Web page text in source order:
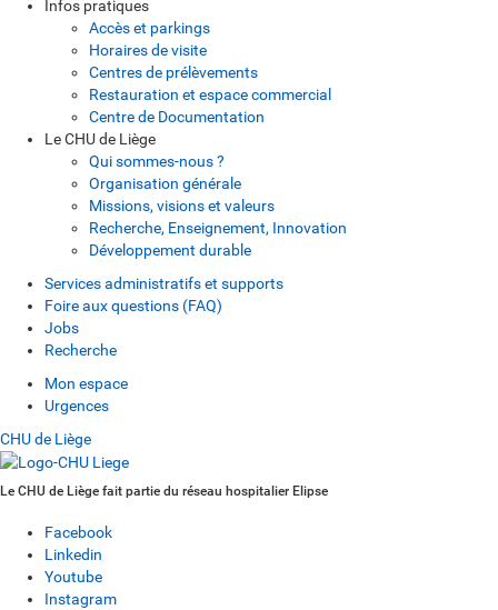
Infos pratiques
Accès et parkings
Horaires de visite
Centres de prélèvements
Restauration et espace commercial
Centre de Documentation
Le CHU de Liège
Qui sommes-nous ?
Organisation générale
Missions, visions et valeurs
Recherche, Enseignement, Innovation
Développement durable
Services administratifs et supports
Foire aux questions (FAQ)
Jobs
Recherche
Mon espace
Urgences
CHU de Liège
Le CHU de Liège fait partie du réseau hospitalier Elipse
Facebook
Linkedin
Youtube
Instagram